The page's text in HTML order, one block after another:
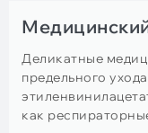
Деликатные
предельного
как